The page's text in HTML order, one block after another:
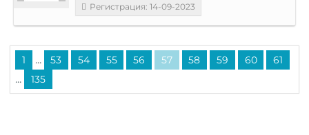
Регистрация: 14-09-2023
1 ... 53 54 55 56 57 58 59 60 61
... 135